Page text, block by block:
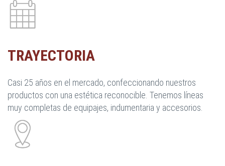
TRAYECTORIA
Casi 25 años en el mercado, confeccionando nuestros
productos con una estética reconocible. Tenemos líneas
muy completas de equipajes, indumentaria y accesorios.